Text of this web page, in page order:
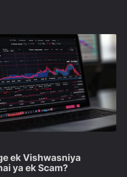
ek Vishwasniya
ya ek Scam?